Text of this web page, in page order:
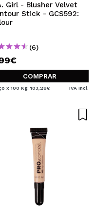
Girl - Blusher Velvet
Stick - GCS592:
(6)
COMPRAR
x 100 Kg: 103,28€ IVA Incl.